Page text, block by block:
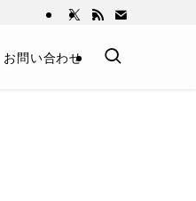
お問い合わせ